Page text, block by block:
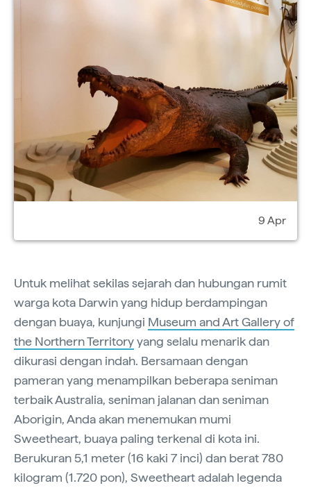
9 Apr
Untuk melihat sekilas sejarah dan hubungan rumit
warga kota Darwin yang hidup berdampingan
dengan buaya, kunjungi Museum and Art Gallery of
the Northern Territoryyang selalu menarik dan
dikurasi dengan indah. Bersamaan dengan
pameran yang menampilkan beberapa seniman
terbaik Australia, seniman jalanan dan seniman
Aborigin, Anda akan menemukan mumi
Sweetheart, buaya paling terkenal di kota ini.
Berukuran 5,1 meter (16 kaki 7 inci) dan berat 780
kilogram (1.720 pon), Sweetheart adalah legenda